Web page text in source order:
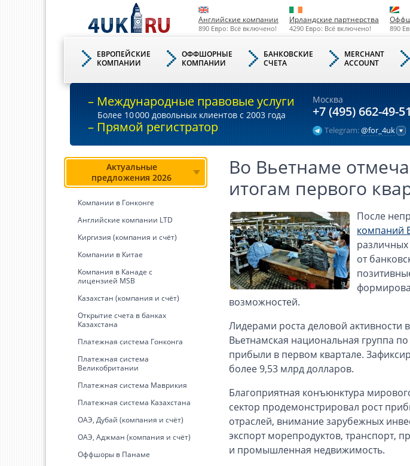
Английские компании
890 Евро: Всё включено!
Ирландские партнерства
4290 Евро: Всё включено! 890
ЕВРОПЕЙСКИЕ
КОМПАНИИ
ОФФШОРНЫЕ
КОМПАНИИ
БАНКОВСКИЕ
СЧЕТА
MERCHANT
ACCOUNT
– Международные правовые услуги
Более 10000 довольных клиентов с 2003 года
– Прямой регистратор
Москва
+7 (495) 662-49-51
Telegram:@for_4uk
Актуальные
предложения 2026
Компании в Гонконге
Английские компании LTD
Киргизия (компания и счёт)
Компании в Китае
Kомпания в Канаде с
лицензией MSB
Казахстан (компания и счёт)
Открытие счета в банках
Казахстана
Платежная система Гонконга
Платежная система
Великобритании
Платежная система Маврикия
Платежная система Казахстана
ОАЭ, Дубай (компания и счёт)
ОАЭ, Аджман (компания и счёт)
Оффшоры в Панаме
Во Вьетнаме
итогам первого
После
компаний
от
возможностей.
Лидерами роста деловой
Вьетнамская национальная группа
прибыли в первом квартале.
более 9,53 млрд долларов.
Благоприятная конъюнктура
сектор продемонстрировал рост
отраслей, внимание зарубежных
экспорт морепродуктов, транспорт,
и промышленная недвижимость.